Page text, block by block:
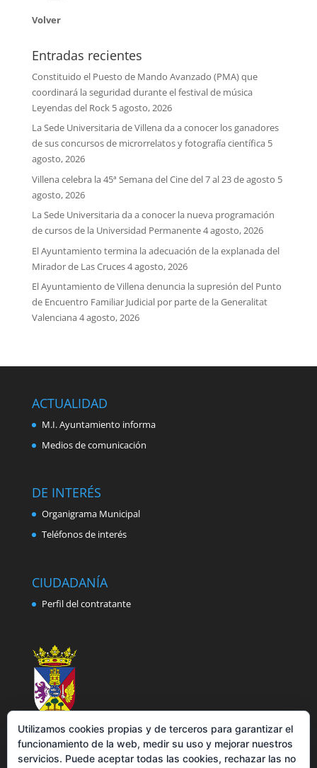
Volver
Entradas recientes
Constituido el Puesto de Mando Avanzado (PMA) que
coordinará la seguridad durante el festival de música
Leyendas del Rock 5 agosto, 2026
La Sede Universitaria de Villena da a conocer los ganadores
de sus concursos de microrrelatos y fotografía científica 5
agosto, 2026
Villena celebra la 45ª Semana del Cine del 7 al 23 de agosto 5
agosto, 2026
La Sede Universitaria da a conocer la nueva programación
de cursos de la Universidad Permanente4 agosto, 2026
El Ayuntamiento termina la adecuación de la explanada del
Mirador de Las Cruces4 agosto, 2026
El Ayuntamiento de Villena denuncia la supresión del Punto
de Encuentro Familiar Judicial por parte de la Generalitat
Valenciana4 agosto, 2026
ACTUALIDAD
M.I. Ayuntamiento informa
Medios de comunicación
DE INTERÉS
Organigrama Municipal
Teléfonos de interés
CIUDADANÍA
Perfil del contratante
Utilizamos cookies propias y de terceros para garantizar el
funcionamiento de la web, medir su uso y mejorar nuestros
servicios. Puede aceptar todas las cookies, rechazar las no